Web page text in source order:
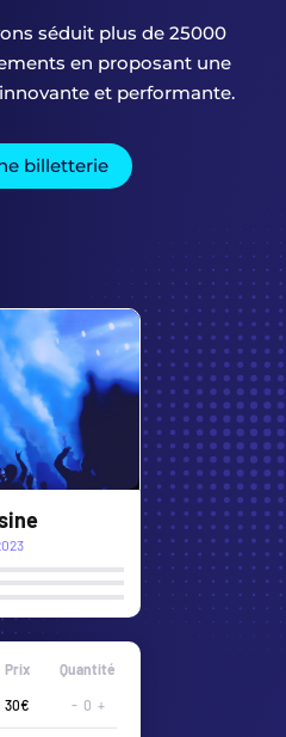
séduit plus de 25000
en proposant une
et performante.
billetterie
Prix Quantité
20€ - 0 +